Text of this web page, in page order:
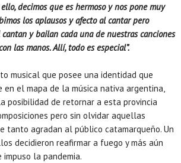
decimos que es hermoso y nos pone muy
los aplausos y afecto al cantar pero
y bailan cada una de nuestras canciones
las manos. Allí, todo es especial”.
musical que posee una identidad que
el mapa de la música nativa argentina,
posibilidad de retornar a esta provincia
pero sin olvidar aquellas
tanto agradan al público catamarqueño. Un
decidieron reafirmar a fuego y más aún
la pandemia.